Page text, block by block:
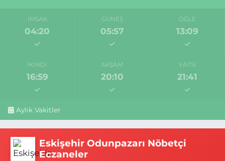
İMSAK
04:20
GÜNEŞ
05:57
ÖĞLE
13:09
İKINDI
16:59
AKŞAM
20:10
YATSI
21:41
Aylık Vakitler
Eskişehir Odunpazarı Nöbetçi
Eczaneler